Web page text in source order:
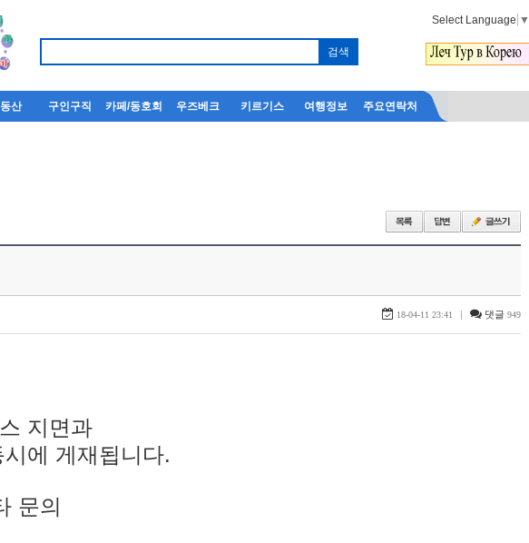
Select Language ▼
산 구인구직 카페/동호회 우즈베크 키르기스 여행정보 주요연락처
18-04-11 23:41 | 댓글 949
지면과
에 게재됩니다.
문의